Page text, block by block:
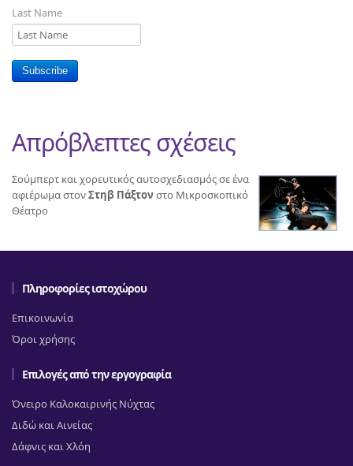
Last Name
Subscribe
Απρόβλεπτες σχέσεις
Σούμπερτ και χορευτικός αυτοσχεδιασμός σε ένα
αφιέρωμα στονΣτηβ Πάξτονστο Μικροσκοπικό
Θέατρο
Πληροφορίες ιστοχώρου
Επικοινωνία
Όροι χρήσης
Επιλογές από την εργογραφία
Όνειρο Καλοκαιρινής Νύχτας
Διδώ και Αινείας
Δάφνις και Χλόη